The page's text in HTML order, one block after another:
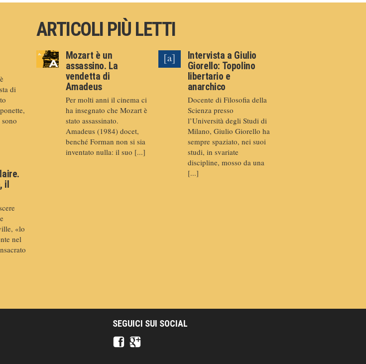
di
il
«lo
nel
ARTICOLI PIÙ LETTI
Mozart è un
assassino. La
vendetta di
Amadeus
Per molti anni il cinema ci
ha insegnato che Mozart è
stato assassinato.
Amadeus (1984) docet,
benché Forman non si sia
inventato nulla: il suo [...]
Intervista a Giulio
Giorello: Topolino
libertario e
anarchico
Docente di Filosofia della
Scienza presso
l’Università degli Studi di
Milano, Giulio Giorello ha
sempre spaziato, nei suoi
studi, in svariate
discipline, mosso da una
[...]
SEGUICI SUI SOCIAL